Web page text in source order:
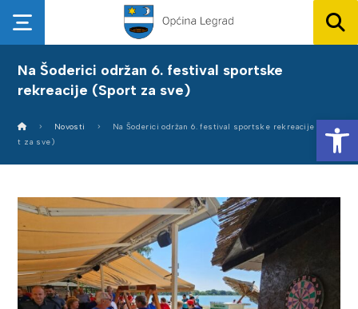
Na Šoderici održan 6. festival sportske
rekreacije (Sport za sve)
Novosti
Na Šoderici održan 6. festival sportske rekreacije (Spor
t za sve)